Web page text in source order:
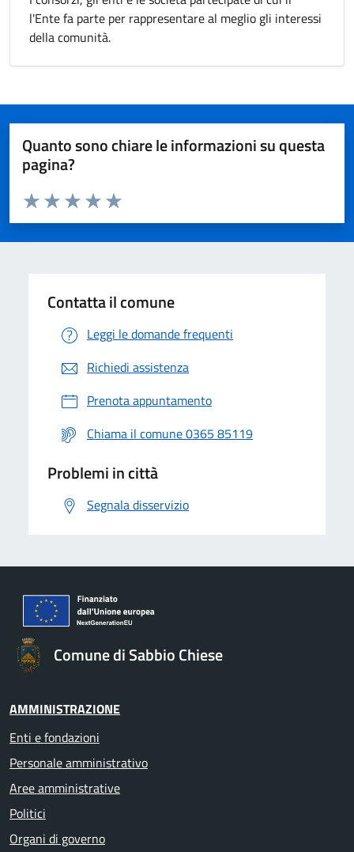
l'Ente fa parte per rappresentare al meglio gli interessi
della comunità.
Quanto sono chiare le informazioni su questa
pagina?
Valuta da 1 a 5 stelle la pagina
Valuta 5 stelle su 5
Valuta 4 stelle su 5
Valuta 3 stelle su 5
Valuta 2 stelle su 5
Valuta 1 stelle su 5
Contatta il comune
Leggi le domande frequenti
Richiedi assistenza
Prenota appuntamento
Chiama il comune 0365 85119
Problemi in città
Segnala disservizio
Comune di Sabbio Chiese
AMMINISTRAZIONE
Enti e fondazioni
Personale amministrativo
Aree amministrative
Politici
Organi di governo